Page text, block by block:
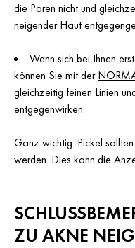
die Poren nicht und
neigender Haut
Wenn sich bei Ihnen
können Sie mit der
gleichzeitig feinen Linien
entgegenwirken.
Ganz wichtig: Pickel
werden. Dies kann die
ZU AKNE